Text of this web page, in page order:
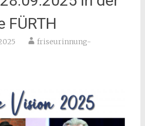
FÜRTH
friseurinnung-